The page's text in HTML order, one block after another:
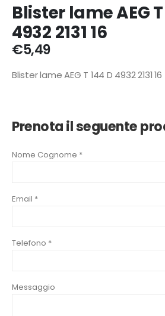
Blister lame AEG T
4932 2131 16
€5,49
Blister lame AEG T 144 D 4932 2131 16
Prenota il seguente
Nome Cognome *
Email *
Telefono *
Messaggio